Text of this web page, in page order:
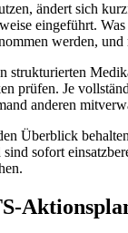
ändert sich
eingeführt.
werden,
strukturierten
prüfen. Je
anderen
Überblick
sofort